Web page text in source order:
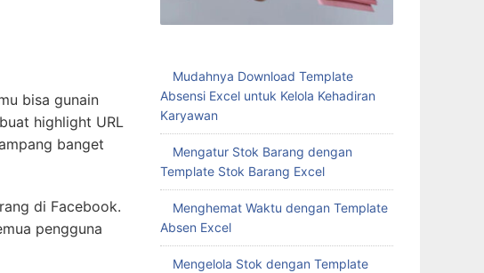
bisa gunain
highlight URL
banget
di Facebook.
pengguna
Mudahnya Download Template
Absensi Excel untuk Kelola Kehadiran
Karyawan
Mengatur Stok Barang dengan
Template Stok Barang Excel
Menghemat Waktu dengan Template
Absen Excel
Mengelola Stok dengan Template